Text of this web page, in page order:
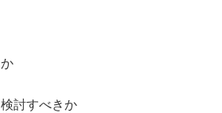
討すべきか